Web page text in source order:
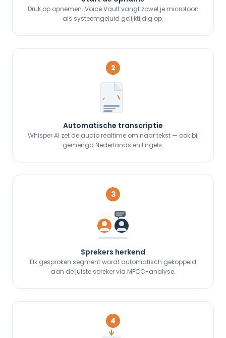
Druk op opnemen. Voice Vault vangt zowel je microfoon
als systeemgeluid gelijktijdig op.
2
Automatische transcriptie
Whisper AI zet de audio realtime om naar tekst — ook bij
gemengd Nederlands en Engels.
3
Sprekers herkend
Elk gesproken segment wordt automatisch gekoppeld
aan de juiste spreker via MFCC-analyse.
4